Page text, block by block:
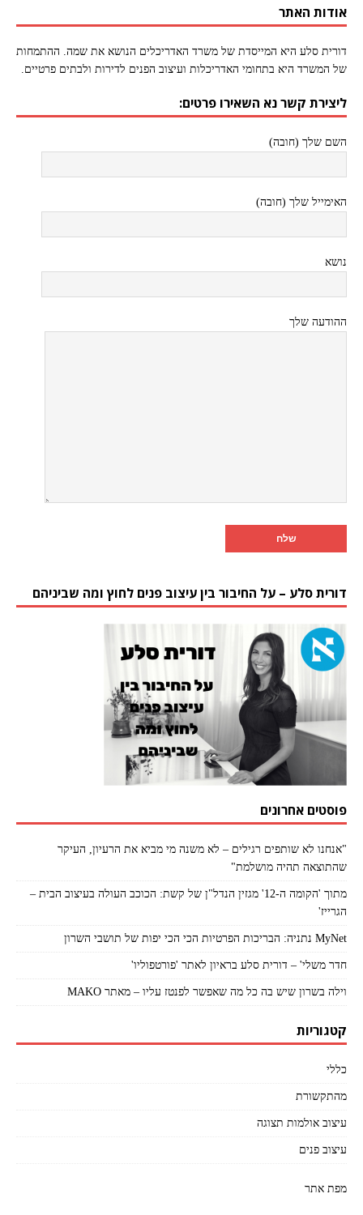
אודות האתר
דורית סלע היא המייסדת של משרד האדריכלים הנושא את שמה. ההתמחות
של המשרד היא בתחומי האדריכלות ועיצוב הפנים לדירות ולבתים פרטיים.
ליצירת קשר נא השאירו פרטים:
השם שלך (חובה)
האימייל שלך (חובה)
נושא
ההודעה שלך
דורית סלע – על החיבור בין עיצוב פנים לחוץ ומה שביניהם
פוסטים אחרונים
"אנחנו לא שותפים רגילים – לא משנה מי מביא את הרעיון, העיקר
שהתוצאה תהיה מושלמת"
מתוך 'הקומה ה-12' מגזין הנדל"ן של קשת: הכוכב העולה בעיצוב הבית –
הגרייז'
MyNet נתניה: הבריכות הפרטיות הכי הכי יפות של תושבי השרון
חדר משלי' – דורית סלע בראיון לאתר 'פורטפוליו'
וילה בשרון שיש בה כל מה שאפשר לפנטז עליו – מאתר MAKO
קטגוריות
כללי
מהתקשורת
עיצוב אולמות תצוגה
עיצוב פנים
מפת אתר